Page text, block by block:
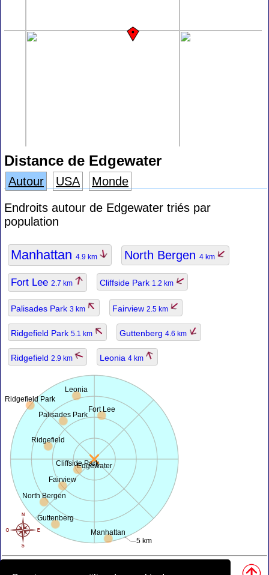
Distance de Edgewater
Autour USA
Monde
Endroits autour de Edgewater triés par
population
Manhattan 4.9 km North Bergen 4 km
Fort Lee 2.7 km Cliffside Park 1.2 km
Palisades Park 3 km Fairview 2.5 km
Ridgefield Park 5.1 km Guttenberg 4.6 km
Ridgefield 2.9 km Leonia 4 km
Edgewater
5 km
Manhattan
North Bergen
Fort Lee
Cliffside Park
Palisades Park
Fairview
Ridgefield Park
Guttenberg
Ridgefield
Leonia